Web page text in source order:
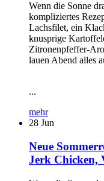
Wenn die Sonne
kompliziertes
Lachsfilet, ein
knusprige
Zitronenpfeffer-
lauen Abend alles
...
mehr
28 Jun
Neue
Jerk Chicken,